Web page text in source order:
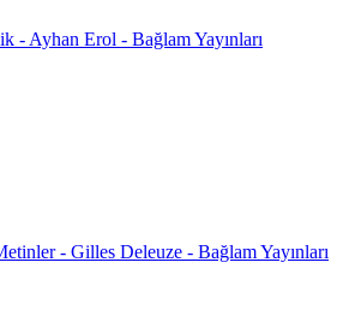
- Ayhan Erol - Bağlam Yayınları